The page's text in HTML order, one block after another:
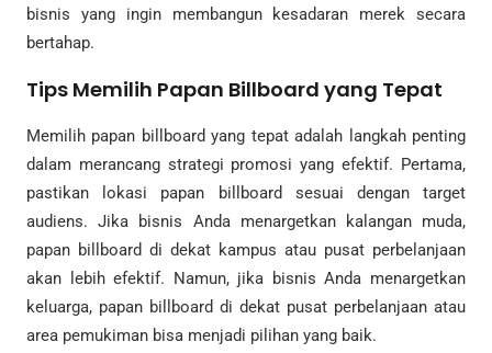
bisnis yang ingin membangun kesadaran merek secara
bertahap.
Tips Memilih Papan Billboard yang Tepat
Memilih papan billboard yang tepat adalah langkah penting
dalam merancang strategi promosi yang efektif. Pertama,
pastikan lokasi papan billboard sesuai dengan target
audiens. Jika bisnis Anda menargetkan kalangan muda,
papan billboard di dekat kampus atau pusat perbelanjaan
akan lebih efektif. Namun, jika bisnis Anda menargetkan
keluarga, papan billboard di dekat pusat perbelanjaan atau
area pemukiman bisa menjadi pilihan yang baik.